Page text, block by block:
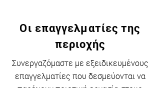
Οι επαγγελματίες της
περιοχής
Συνεργαζόμαστε με εξειδικευμένους
επαγγελματίες που δεσμεύονται να